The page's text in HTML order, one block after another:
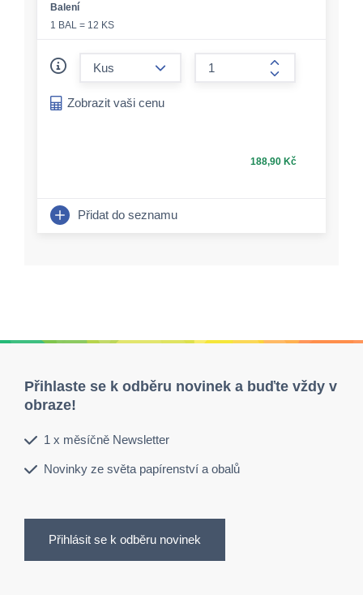
Balení
1 BAL = 12 KS
form.increase-
Zobrazit vaši cenu
188,90 Kč
Přidat do seznamu
Přihlaste se k odběru novinek a buďte vždy v
obraze!
1 x měsíčně Newsletter
Novinky ze světa papírenství a obalů
Přihlásit se k odběru novinek